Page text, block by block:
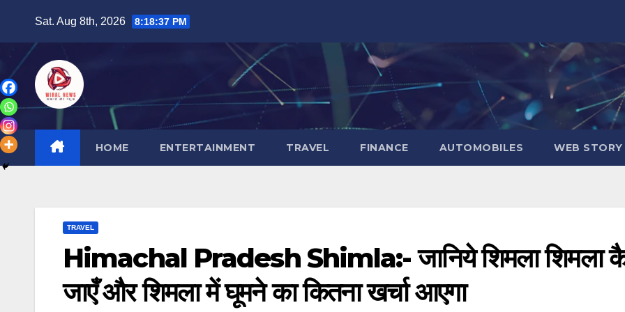
content
Sat. Aug 8th, 2026 8:18:38 PM
HOME ENTERTAINMENT TRAVEL FINANCE AUTOMOBILES WEB STORY
TRAVEL
Himachal Pradesh Shimla:- जानिये शिमला शिमला
जाएँ और शिमला में घूमने का कितना खर्चा आएगा